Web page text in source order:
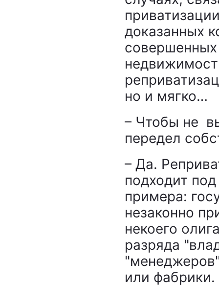
доказанных
но и мягко…
– Чтобы не
передел
– Да.
подходит
примера:
незаконно
некоего
разряда
или фабрики.